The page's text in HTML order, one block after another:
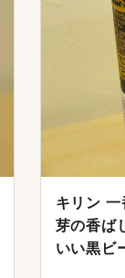
キリン
芽の香ば
いい黒ビ